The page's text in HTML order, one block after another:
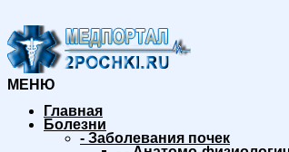
МЕНЮ
Главная
Болезни
- Заболевания почек